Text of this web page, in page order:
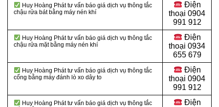
Huy Hoàng Phát tư vấn báo giá dịch vụ thông tắc
chậu rửa bát bằng máy nén khí
Điện
thoại 0904
991 912
Huy Hoàng Phát tư vấn báo giá dịch vụ thông tắc
chậu rửa mặt bằng máy nén khí
Điện
thoại 0934
655 679
Huy Hoàng Phát tư vấn báo giá dịch vụ thông tắc
cống bằng máy đánh lò xo dây to
Điện
thoại 0904
991 912
Huy Hoàng Phát tư vấn báo giá dịch vụ thông tắc
Điện